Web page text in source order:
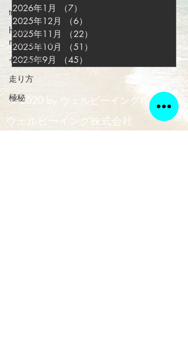
training
health
mamagement
セールス
走り方
極秘
2026年1月
（7）
2025年12月
（6）
2025年11月
（22）
2025年10月
（51）
2025年9月
（45）
© 2020 by ウェルビーイング株式会社
ウェルビーイング株式会社